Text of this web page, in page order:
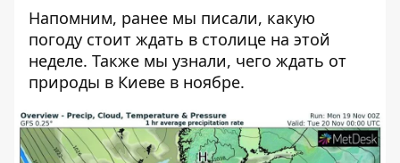
Напомним, ранее мы писали, какую
погоду стоит ждать в столице на этой
неделе. Также мы узнали, чего ждать от
природы в Киеве в ноябре.